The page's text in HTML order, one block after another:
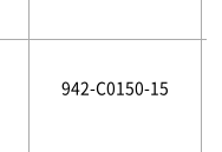
942-C0150-15